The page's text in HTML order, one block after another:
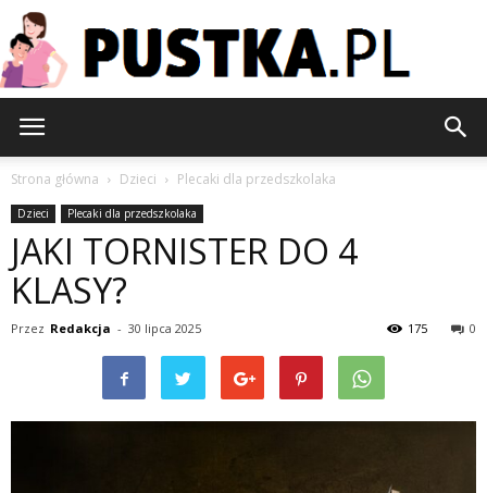
Strona główna Dzieci Plecaki dla przedszkolaka
Dzieci Plecaki dla przedszkolaka
JAKI TORNISTER DO 4
KLASY?
Przez Redakcja - 30 lipca 2025 0
175